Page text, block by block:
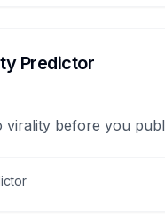
Predictor
virality before you